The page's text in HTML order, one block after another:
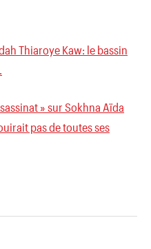
Thiaroye Kaw: le bassin
» sur Sokhna Aïda
pas de toutes ses